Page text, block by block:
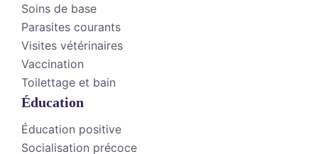
Soins de base
Parasites courants
Visites vétérinaires
Vaccination
Toilettage et bain
Éducation
Éducation positive
Socialisation précoce